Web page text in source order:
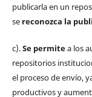
publicarla en un
sereconozca la
c).Se permitea los
repositorios
el proceso de envío,
productivos y